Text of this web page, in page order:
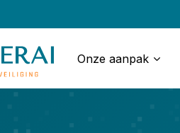
Onze aanpak